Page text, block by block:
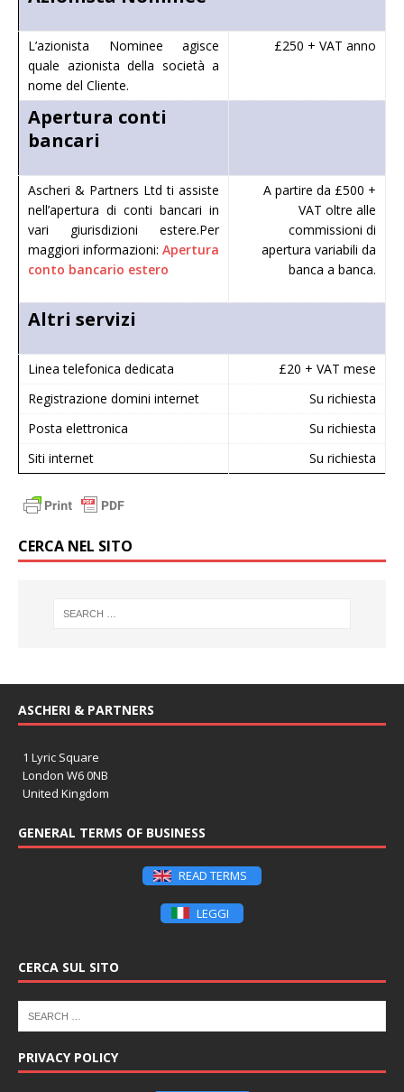
L’azionista Nominee agisce
quale azionista della società a
nome del Cliente.
£250 + VAT anno
Apertura conti
bancari
Ascheri & Partners Ltd ti assiste
nell’apertura di conti bancari in
vari giurisdizioni estere.Per
maggiori informazioni: Apertura
conto bancario estero
A partire da £500 +
VAT oltre alle
commissioni di
apertura variabili da
banca a banca.
Altri servizi
Linea telefonica dedicata
£20 + VAT mese
Registrazione domini internet
Su richiesta
Posta elettronica
Su richiesta
Siti internet
Su richiesta
CERCA NEL SITO
ASCHERI & PARTNERS
1 Lyric Square
London W6 0NB
United Kingdom
GENERAL TERMS OF BUSINESS
READ TERMS
LEGGI
CERCA SUL SITO
PRIVACY POLICY